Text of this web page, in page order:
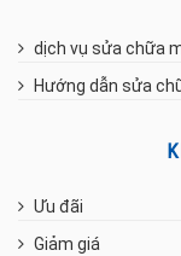
dịch vụ sửa chữa
Hướng dẫn sửa
Ưu đãi
Giảm giá